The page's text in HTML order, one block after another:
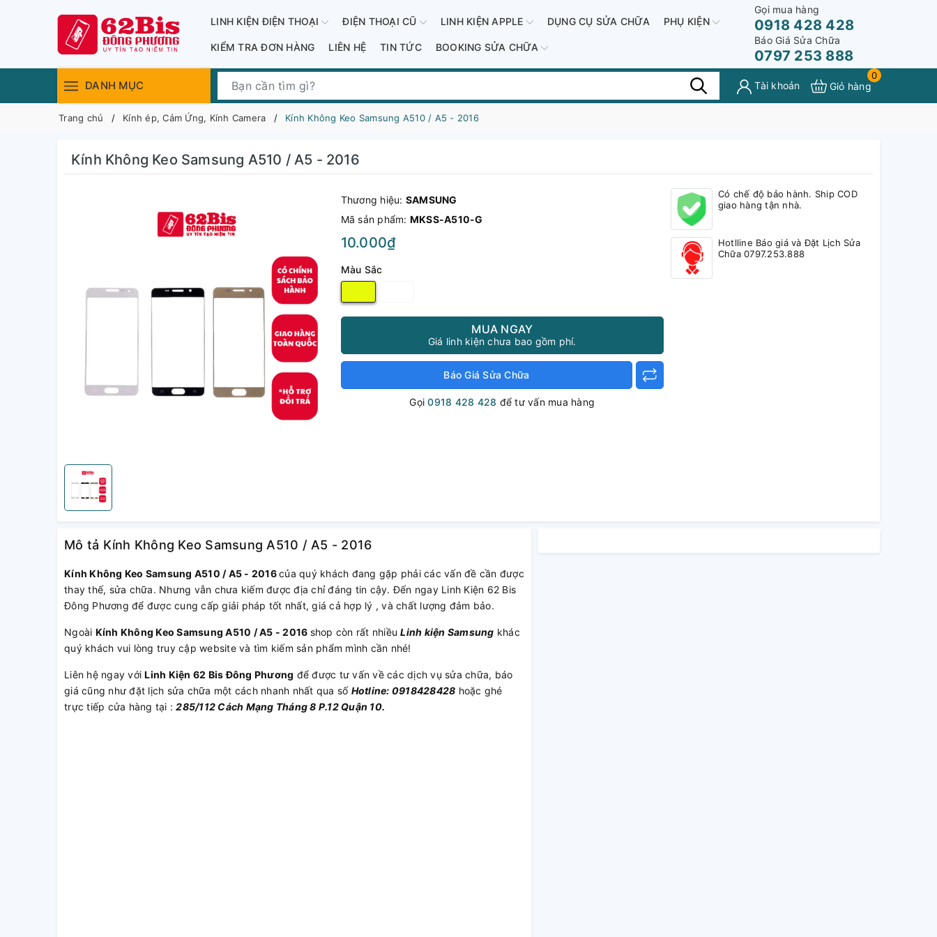
LINH KIỆN ĐIỆN THOẠI ĐIỆN THOẠI CŨ LINH KIỆN APPLE DỤNG CỤ SỬA CHỮA PHỤ KIỆN
KIỂM TRA ĐƠN HÀNG LIÊN HỆ TIN TỨC BOOKING SỬA CHỮA
Gọi mua hàng
0918 428 428
Báo Giá Sửa Chữa
0797 253 888
DANH MỤC Tài khoản
0
Giỏ hàng
Trang chủ Kính ép, Cảm Ứng, Kính Camera Kính Không Keo Samsung A510 / A5 - 2016
Kính Không Keo Samsung A510 / A5 - 2016
Thương hiệu: SAMSUNG
Mã sản phẩm: MKSS-A510-G
10.000₫
Màu Sắc
MUA NGAY
Giá linh kiện chưa bao gồm phí.
Báo Giá Sửa Chữa
Gọi0918 428 428 để tư vấn mua hàng
Có chế độ bảo hành. Ship COD
giao hàng tận nhà.
Hotlline Báo giá và Đặt Lịch Sửa
Chữa 0797.253.888
Mô tả Kính Không Keo Samsung A510 / A5 - 2016
Kính Không Keo Samsung A510 / A5 - 2016của quý khách đang gặp phải các vấn đề cần được
thay thế, sửa chữa. Nhưng vẫn chưa kiếm được địa chỉ đáng tin cậy. Đến ngay Linh Kiện 62 Bis
Đông Phương để được cung cấp giải pháp tốt nhất, giá cả hợp lý , và chất lượng đảm bảo.
Ngoài Kính Không Keo Samsung A510 / A5 - 2016 shop còn rất nhiềuLinh kiện Samsung khác
quý khách vui lòng truy cập website và tìm kiếm sản phẩm mình cần nhé!
Liên hệ ngay vớiLinh Kiện 62 Bis Đông Phương để được tư vấn về các dịch vụ sửa chữa, báo
giá cũng như đặt lịch sửa chữa một cách nhanh nhất qua số Hotline: 0918428428 hoặc ghé
trực tiếp cửa hàng tại :285/112 Cách Mạng Tháng 8 P.12 Quận 10.